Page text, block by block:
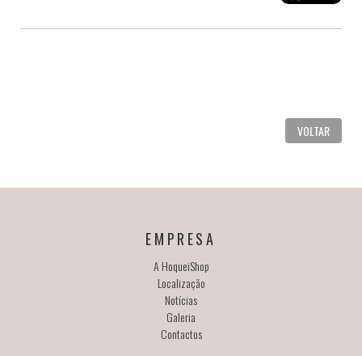
VOLTAR
EMPRESA
A HoqueiShop
Localização
Notícias
Galeria
Contactos